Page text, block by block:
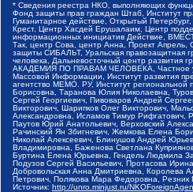
* Сведения реестра НКО, выполняющих
Фонд защиты прав граждан Штаб, Институт
Гуманитарное действие, Открытый
Крест, Центр Хасдей Ерушалаим, Центр
информационных инициатив Действие,
Так, центр Сова, центр Анна, Проект
защиты СИБАЛЬТ, Уральская правозащитная
человека, Дальневосточный центр развития
АКАДЕМИЯ ПО ПРАВАМ ЧЕЛОВЕКА, Частное
Массовой Информации, Институт развития
агентство МЕМО. РУ, Институт
Борисовна, Таранова Юлия Николаевна,
Сергей Георгиевич, Пивоваров Андрей
Викторович, Шарипков Олег Викторович,
Александровна, Исламов Тимур Рифгатович,
Паутов Юрий Анатольевич, Верховский
Рачинский Ян Збигневич, Жемкова Елена
Николай Алексеевич, Блинушов Андрей
Владимировна, Баженова Светлана
Буртина Елена Юрьевна, Гендель Людмила
Подузов Сергей Васильевич, Протасова
Добровольская Анна Дмитриевна, Королева
Петрович, Полякова Мара Федоровна, Резник
Источник: http://unro.minjust.ru/